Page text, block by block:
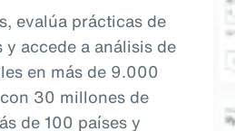
evalúa prácticas de
y accede a análisis de
en más de 9.000
30 millones de
de 100 países y